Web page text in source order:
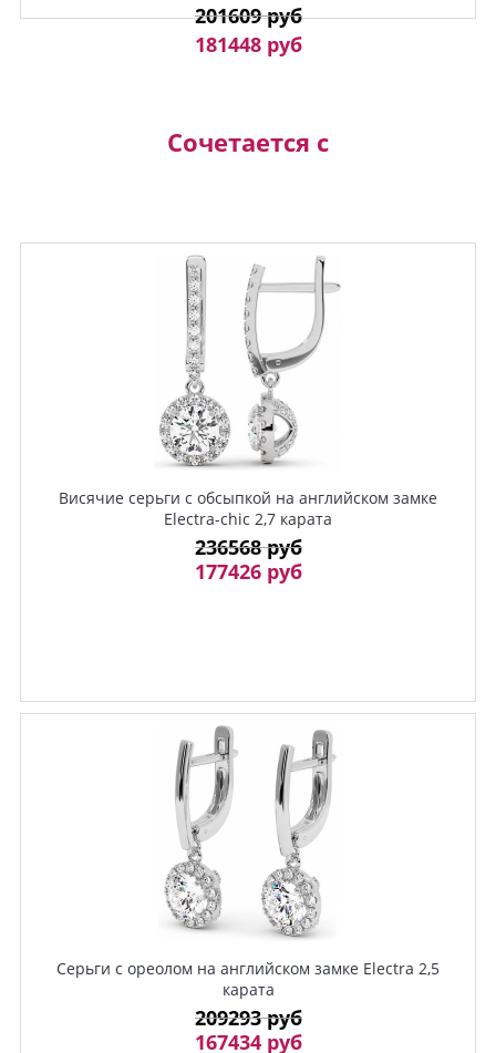
201609 руб
181448 руб
Сочетается с
Висячие серьги с обсыпкой на английском замке
Electra-chic 2,7 карата
236568 руб
177426 руб
Серьги с ореолом на английском замке Electra 2,5
карата
209293 руб
167434 руб